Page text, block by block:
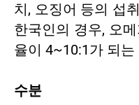
치, 오징어 등의 섭
한국인의 경우, 오
율이 4~10:1가 되
수분